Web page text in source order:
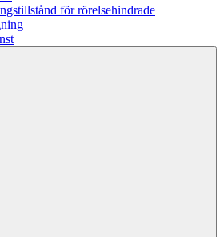
för rörelsehindrade